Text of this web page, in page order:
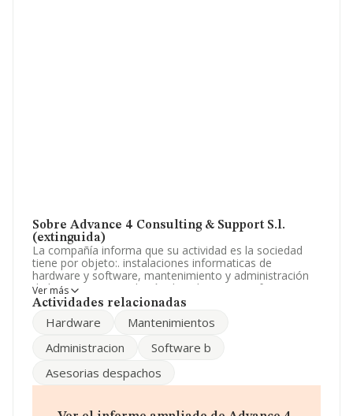
Sobre Advance 4 Consulting & Support S.l.
(extinguida)
La compañía informa que su actividad es la sociedad
tiene por objeto:. instalaciones informaticas de
hardware y software, mantenimiento y administración
de las mismas. instalación de aplicaciones informaticas.
la prestación de servicios de consultoría, asesora. La
'%cnae%'. La empresa no tiene actividad en mercados
Support S.L. (extinguida)
identificación fiscal B31926421, tiene domicilio fiscal en
Ver más
Actividades relacionadas
Hardware
Mantenimientos
Administracion
Software b
Asesorias despachos